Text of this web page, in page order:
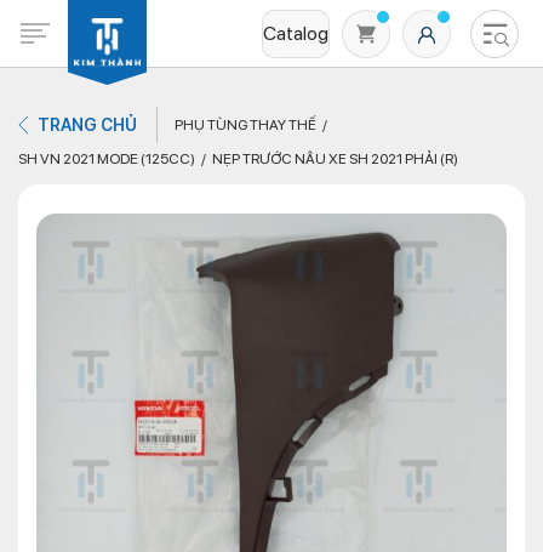
Catalog
Không có sản phẩm nào trong giỏ hàng
TRANG CHỦ
PHỤ TÙNG THAY THẾ
SH VN 2021 MODE (125CC)
NẸP TRƯỚC NÂU XE SH 2021 PHẢI (R)